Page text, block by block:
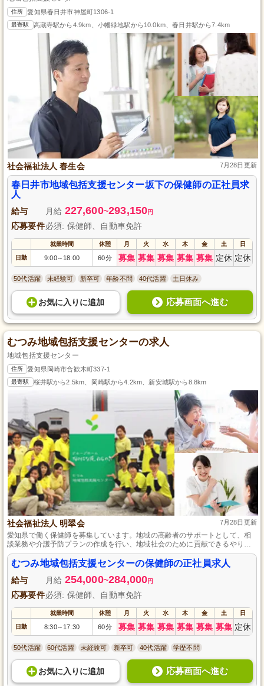
住所 愛知県春日井市神屋町1306-1
最寄駅 高蔵寺駅から4.9km、小幡緑地駅から10.0km、春日井駅から7.4km
社会福祉法人 春生会 7月28日更新
春日井市地域包括支援センター坂下の保健師の正社員求
人
給与 月給 227,600~293,150円
応募要件必須: 保健師、自動車免許
就業時間 休憩 月 火 水 木 金 土 日
日勤 9:00～ 18:00 60分 募集 募集 募集 募集 募集 定休 定休
50代活躍 未経験可 新卒可 年齢不問 40代活躍 土日休み
お気に入り に追加 応募画面へ進む
むつみ地域包括支援センターの求人
地域包括支援センター
住所 愛知県岡崎市合歓木町337-1
最寄駅 桜井駅から2.5km、岡崎駅から4.2km、新安城駅から8.8km
社会福祉法人 明翠会 7月28日更新
愛知県で働く保健師を募集しています。地域の高齢者のサポートとして、相
談業務や介護予防プランの作成を行い、地域社会のために貢献できるやりが
いのある職場です。未経験の方でも安心してスタートできる環境で、自動車
免許と保健師資格があれば応募可能です。地域の高齢者を支え、その家族ま
で幅広い支援を行う仕事に興味のある方、ぜひご応募ください。
むつみ地域包括支援センターの保健師の正社員求人
給与 月給 254,000~284,000円
応募要件必須: 保健師、自動車免許
就業時間 休憩 月 火 水 木 金 土 日
日勤 8:30～ 17:30 60分 募集 募集 募集 募集 募集 募集 定休
50代活躍 60代活躍 未経験可 新卒可 40代活躍 学歴不問
お気に入り に追加 応募画面へ進む